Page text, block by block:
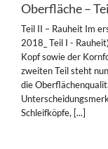
Oberfläche –
Teil II – Rauheit Im
2018_ Teil I -
Kopf sowie der
zweiten Teil steht
die
Schleifköpfe, [...]